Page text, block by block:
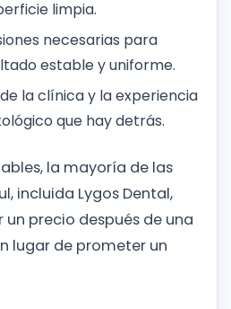
limpia.
necesarias para
estable y uniforme.
la clínica y la experiencia
que hay detrás.
la mayoría de las
incluida Lygos Dental,
precio después de una
lugar de prometer un